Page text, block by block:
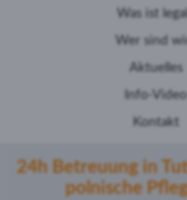
Was ist
Wer sind
Aktuelles
Info-Video
Kontakt
24h Betreuung in
polnische